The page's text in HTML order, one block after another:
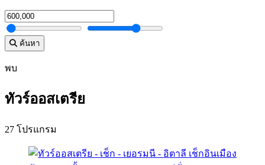
ค้นหา
พบ
ทัวร์ออสเตรีย
27 โปรแกรม